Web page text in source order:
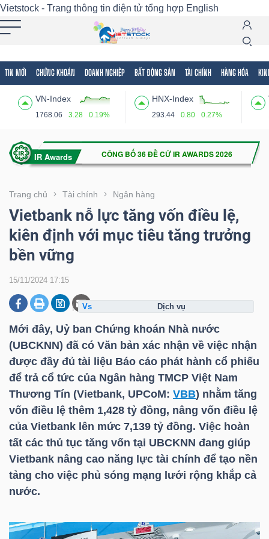
Vietstock - Trang thông tin điện tử tổng hợp English
TIN MỚI CHỨNG KHOÁN DOANH NGHIỆP BẤT ĐỘNG SẢN TÀI CHÍNH HÀNG HÓA
VN-Index
1768.06 3.28 0.19%
HNX-Index
293.44 0.80 0.27%
Trang chủ Tài chính Ngân hàng
Vietbank nỗ lực tăng vốn điều lệ,
kiên định với mục tiêu tăng trưởng
bền vững
15/11/2024 17:15
Mới đây, Uỷ ban Chứng khoán Nhà nước
(UBCKNN) đã có Văn bản xác nhận về việc nhận
được đầy đủ tài liệu Báo cáo phát hành cổ phiếu
để trả cổ tức của Ngân hàng TMCP Việt Nam
Thương Tín (Vietbank, UPCoM: VBB) nhằm tăng
vốn điều lệ thêm 1,428 tỷ đồng, nâng vốn điều lệ
của Vietbank lên mức 7,139 tỷ đồng. Việc hoàn
tất các thủ tục tăng vốn tại UBCKNN đang giúp
Vietbank nâng cao năng lực tài chính để tạo nền
tảng cho việc phủ sóng mạng lưới rộng khắp cả
nước.
dịch vụ
Tất cả Tính năng Ngành Mã chứng khoán
Tính
(-)
VIETSTOCK
CHỨNG
KHOÁN
DOANH
NGHIỆP
BẤT
ĐỘNG
SẢN
TÀI
CHÍNH